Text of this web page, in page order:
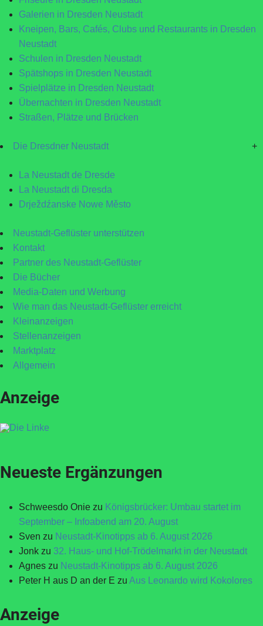
Galerien in Dresden Neustadt
Kneipen, Bars, Cafés, Clubs und Restaurants in Dresden
Neustadt
Schulen in Dresden Neustadt
Spätshops in Dresden Neustadt
Spielplätze in Dresden Neustadt
Übernachten in Dresden Neustadt
Straßen, Plätze und Brücken
Die Dresdner Neustadt +
La Neustadt de Dresde
La Neustadt di Dresda
Drježdźanske Nowe Město
Neustadt-Geflüster unterstützen
Kontakt
Partner des Neustadt-Geflüster
Die Bücher
Media-Daten und Werbung
Wie man das Neustadt-Geflüster erreicht
Kleinanzeigen
Stellenanzeigen
Marktplatz
Allgemein
Anzeige
Neueste Ergänzungen
Schweesdo Onie zu Königsbrücker: Umbau startet im
September – Infoabend am 20. August
Sven zu Neustadt-Kinotipps ab 6. August 2026
Jonk zu 32. Haus- und Hof-Trödelmarkt in der Neustadt
Agnes zu Neustadt-Kinotipps ab 6. August 2026
Peter H aus D an der E zu Aus Leonardo wird Kokolores
Anzeige